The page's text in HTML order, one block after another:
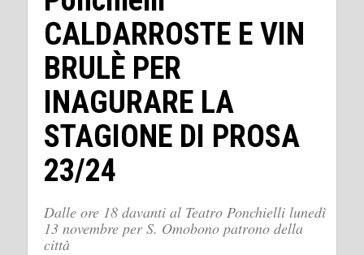
CALDARROSTE E VIN
BRULÈ PER
INAGURARE LA
STAGIONE DI PROSA
23/24
Dalle ore 18 davanti al Teatro Ponchielli lunedì
13 novembre per S. Omobono patrono della
città